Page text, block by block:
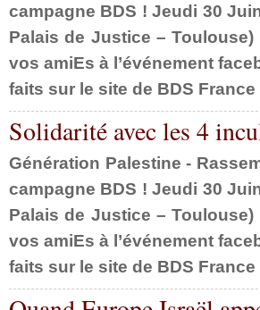
campagne BDS ! Jeudi 30
Palais de Justice –
vos amiEs à l’événement
faits sur le site de BDS
Solidarité avec les 4
Génération Palestine -
campagne BDS ! Jeudi 30
Palais de Justice –
vos amiEs à l’événement
faits sur le site de BDS